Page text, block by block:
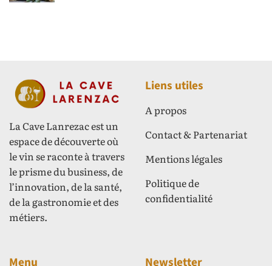
La Cave Lanrezac est un
espace de découverte où
le vin se raconte à travers
le prisme du business, de
l’innovation, de la santé,
de la gastronomie et des
métiers.
Liens utiles
A propos
Contact & Partenariat
Mentions légales
Politique de
confidentialité
Menu Newsletter